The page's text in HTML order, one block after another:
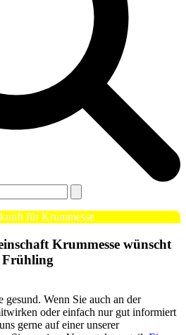
für Krummesse
Krummesse wünscht
Frühling
Wenn Sie auch an der
oder einfach nur gut informiert
gerne auf einer unserer